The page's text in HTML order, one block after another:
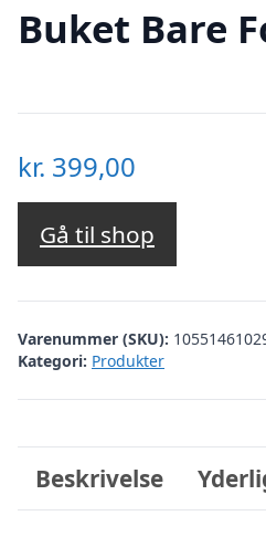
Buket Bare
kr. 399,00
Gå til shop
Varenummer (SKU):
Kategori: Produkter
Beskrivelse